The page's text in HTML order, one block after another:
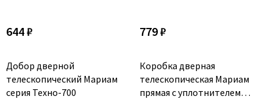
644 ₽
Добор дверной
телескопический Мариам
серия Техно-700
779 ₽
Коробка дверная
телескопическая Мариам
прямая с уплотнителем